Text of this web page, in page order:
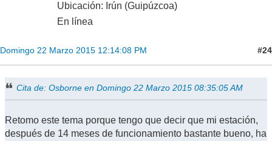
Ubicación: Irún (Guipúzcoa)
En línea
Domingo 22 Marzo 2015 12:14:08 PM #24
Cita de: Osborne en Domingo 22 Marzo 2015 08:35:05 AM
Retomo este tema porque tengo que decir que mi estación,
después de 14 meses de funcionamiento bastante bueno, ha